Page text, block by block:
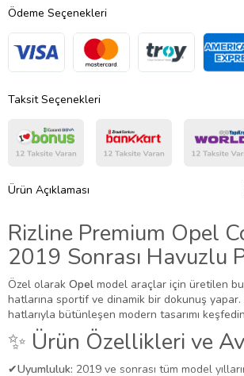
Ödeme Seçenekleri
Taksit Seçenekleri
Ürün Açıklaması
Rizline Premium Opel
2019 Sonrası Havuzlu
Özel olarak Opel model araçlar için üretilen
hatlarına sportif ve dinamik bir dokunuş yapar.
hatlarıyla bütünleşen modern tasarımı
✨ Ürün Özellikleri ve
✔Uyumluluk: 2019 ve sonrası tüm model